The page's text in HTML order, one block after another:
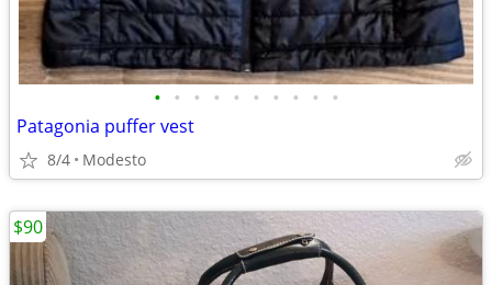
• • • • • • • • • •
Patagonia puffer vest
8/4 Modesto
$90